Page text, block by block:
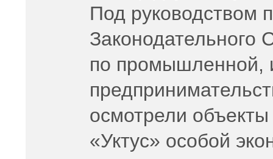
Под руководством
Законодательного
по промышленной,
осмотрели
«Уктус» особой